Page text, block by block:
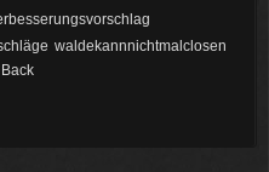
waldekannnichtmalclosen